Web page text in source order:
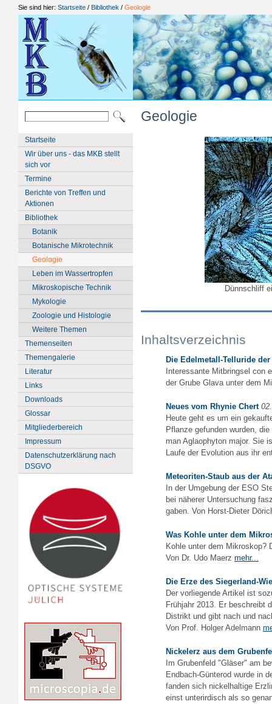
Sie sind hier: Startseite / Bibliothek / Geologie
Startseite
Wir über uns - das MKB stellt
sich vor
Termine
Berichte von Treffen und
Aktionen
Bibliothek
Botanik
Botanische Mikrotechnik
Geologie
Leben im Wassertropfen
Mikroskopische Technik
Mykologie
Zoologie und Histologie
Weitere Themen
Themenseiten
Themengalerie
Literatur
Links
Downloads
Glossar
Mitgliederbereich
Impressum
Datenschutzerklärung nach
DSGVO
Geologie
Dünnschliff
Inhaltsverzeichnis
Die Edelmetall-Telluride
Interessante Mitbringsel con
der Grube Glava unter dem
Neues vom Rhynie Chert
Heute geht es um ein
Pflanze gefunden wurden,
man Aglaophyton major. Sie
Laufe der Evolution aus ihr
Meteoriten-Staub aus der
In der Umgebung der ESO
bei näherer Untersuchung
gaben. Von Horst-Dieter
Was Kohle unter dem
Kohle unter dem Mikroskop?
Von Dr. Udo Maerz mehr...
Die Erze des Siegerland-
Der vorliegende Artikel ist
Frühjahr 2013. Er beschreibt
Distrikt und gibt nach und
Von Prof. Holger Adelmann
Nickelerz aus dem
Im Grubenfeld "Gläser" am
Endbach-Günterod wurde in
fanden sich nickelhaltige
einst unterirdisch als so